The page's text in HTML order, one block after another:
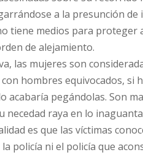
a la presunción de
tiene medios para proteger
de alejamiento.
las mujeres son
hombres equivocados, si
acabaría pegándolas. Son
necedad raya en lo
es que las víctimas
policía ni el policía que